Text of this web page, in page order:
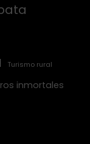
Turismo rural
inmortales